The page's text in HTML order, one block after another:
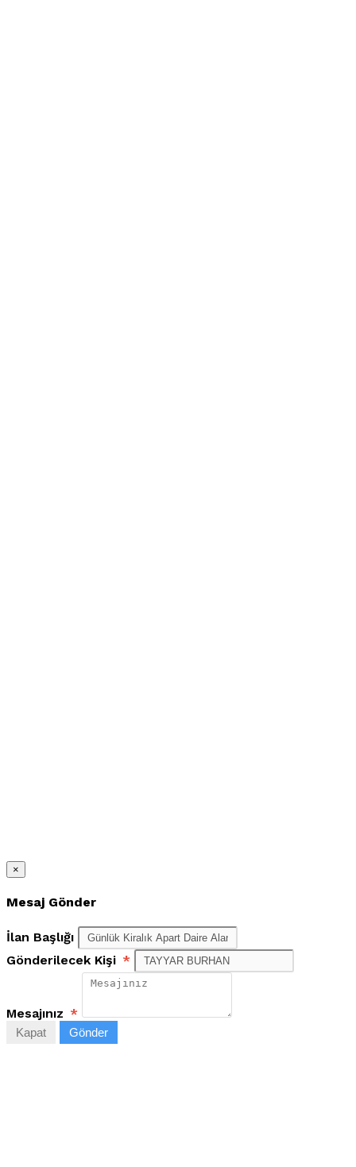
×
Mesaj Gönder
İlan Başlığı
Gönderilecek Kişi *
Mesajınız *
Kapat Gönder